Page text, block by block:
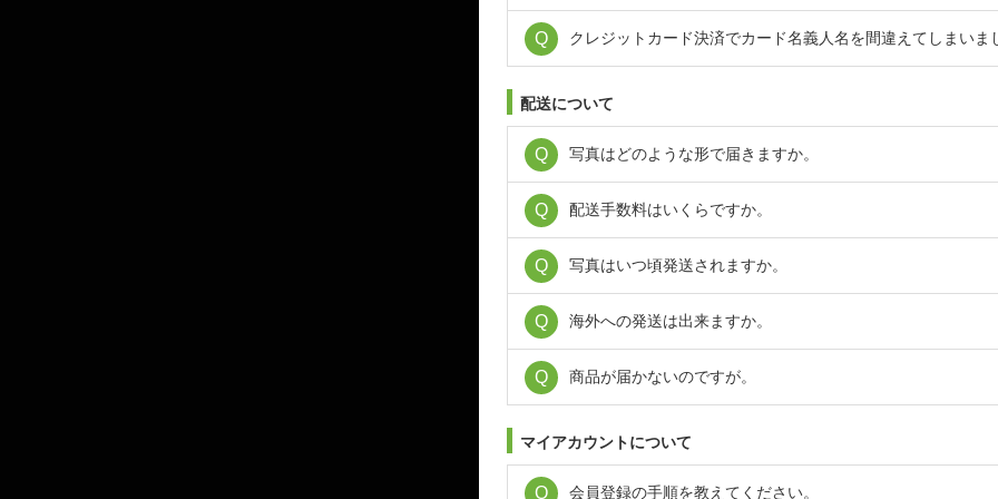
クレジットカード決済でカード名義人名を間違えてしまいま
配送について
写真はどのような形で届きますか。
配送手数料はいくらですか。
写真はいつ頃発送されますか。
海外への発送は出来ますか。
商品が届かないのですが。
マイアカウントについて
会員登録の手順を教えてください。